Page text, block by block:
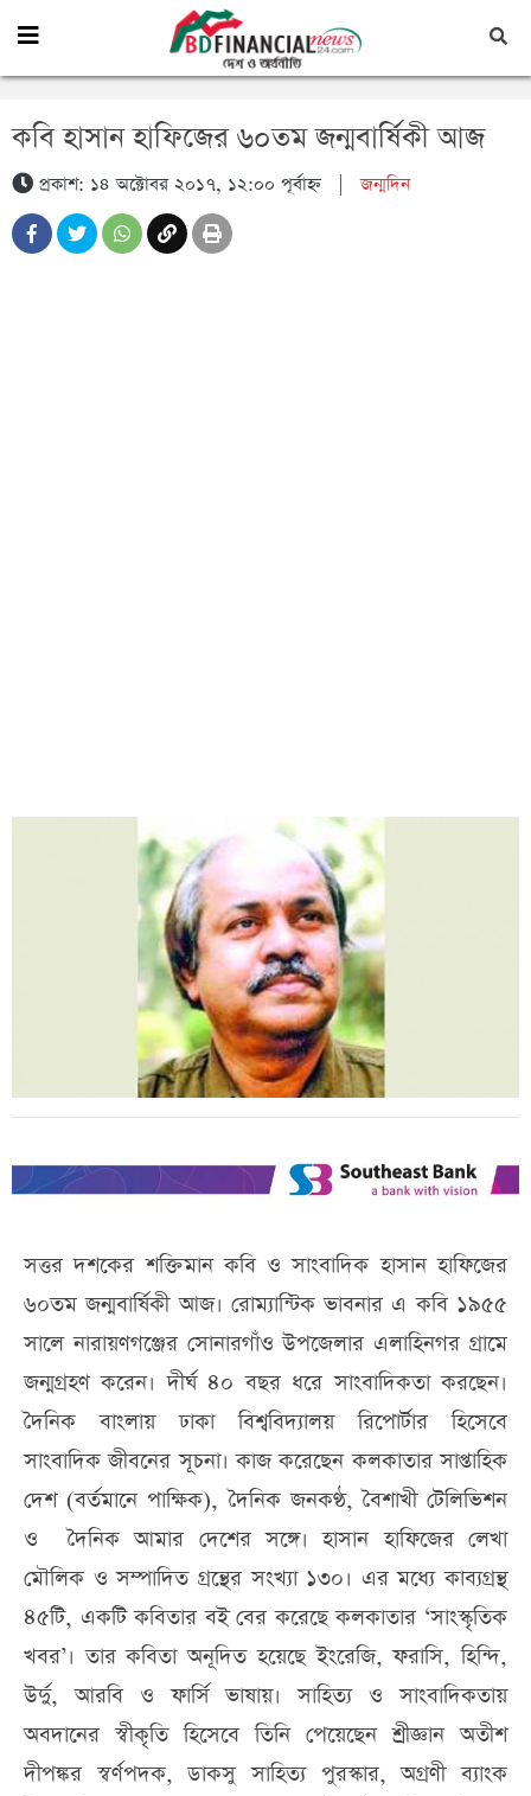
কবি হাসান হাফিজের ৬০তম জন্মবার্ষিকী আজ
প্রকাশ: ১৪ অক্টোবর ২০১৭, ১২:০০ পূর্বাহ্ন|জন্মদিন
সত্তর দশকের শক্তিমান কবি ও সাংবাদিক হাসান হাফিজের
৬০তম জন্মবার্ষিকী আজ। রোম্যান্টিক ভাবনার এ কবি ১৯৫৫
সালে নারায়ণগঞ্জের সোনারগাঁও উপজেলার এলাহিনগর গ্রামে
জন্মগ্রহণ করেন। দীর্ঘ ৪০ বছর ধরে সাংবাদিকতা করছেন।
দৈনিক বাংলায় ঢাকা বিশ্ববিদ্যালয় রিপোর্টার হিসেবে
সাংবাদিক জীবনের সূচনা। কাজ করেছেন কলকাতার সাপ্তাহিক
দেশ (বর্তমানে পাক্ষিক), দৈনিক জনকণ্ঠ, বৈশাখী টেলিভিশন
ও দৈনিক আমার দেশের সঙ্গে। হাসান হাফিজের লেখা
মৌলিক ও সম্পাদিত গ্রন্থের সংখ্যা ১৩০। এর মধ্যে কাব্যগ্রন্থ
৪৫টি, একটি কবিতার বই বের করেছে কলকাতার ‘সাংস্কৃতিক
খবর’। তার কবিতা অনূদিত হয়েছে ইংরেজি, ফরাসি, হিন্দি,
উর্দু, আরবি ও ফার্সি ভাষায়। সাহিত্য ও সাংবাদিকতায়
অবদানের স্বীকৃতি হিসেবে তিনি পেয়েছেন শ্রীজ্ঞান অতীশ
দীপঙ্কর স্বর্ণপদক, ডাকসু সাহিত্য পুরস্কার, অগ্রণী ব্যাংক